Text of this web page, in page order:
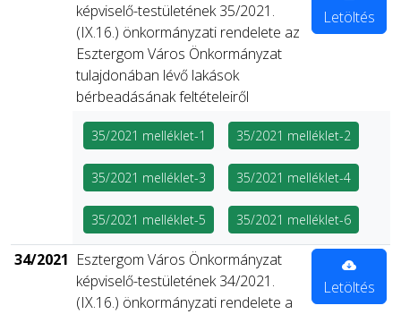
képviselő-testületének 35/2021.
(IX.16.) önkormányzati rendelete az
Esztergom Város Önkormányzat
tulajdonában lévő lakások
bérbeadásának feltételeiről
Letöltés
35/2021 melléklet-1 35/2021 melléklet-2
35/2021 melléklet-3 35/2021 melléklet-4
35/2021 melléklet-5 35/2021 melléklet-6
34/2021 Esztergom Város Önkormányzat
képviselő-testületének 34/2021.
(IX.16.) önkormányzati rendelete a
Letöltés